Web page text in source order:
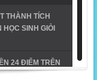
THÀNH TÍCH
SINH GIỎI
24 ĐIỂM TRÊN